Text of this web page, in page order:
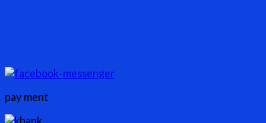
pay ment